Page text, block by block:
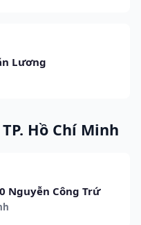
Lương
Hồ Chí Minh
Nguyễn Công Trứ